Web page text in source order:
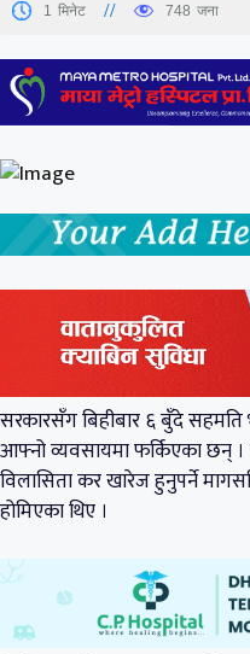
1 मिनेट 748 जना
सरकारसँग बिहीबार ६ बुँदे
आफ्नो व्यवसायमा फर्किएका छन्
विलासिता कर खारेज हुनुपर्ने
होमिएका थिए ।